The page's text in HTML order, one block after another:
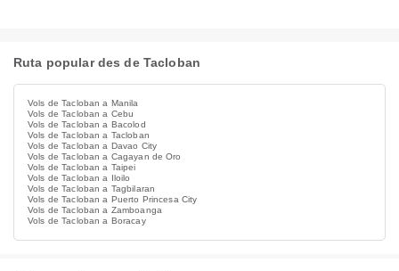
Ruta popular des de Tacloban
Vols de Tacloban a Manila
Vols de Tacloban a Cebu
Vols de Tacloban a Bacolod
Vols de Tacloban a Tacloban
Vols de Tacloban a Davao City
Vols de Tacloban a Cagayan de Oro
Vols de Tacloban a Taipei
Vols de Tacloban a Iloilo
Vols de Tacloban a Tagbilaran
Vols de Tacloban a Puerto Princesa City
Vols de Tacloban a Zamboanga
Vols de Tacloban a Boracay